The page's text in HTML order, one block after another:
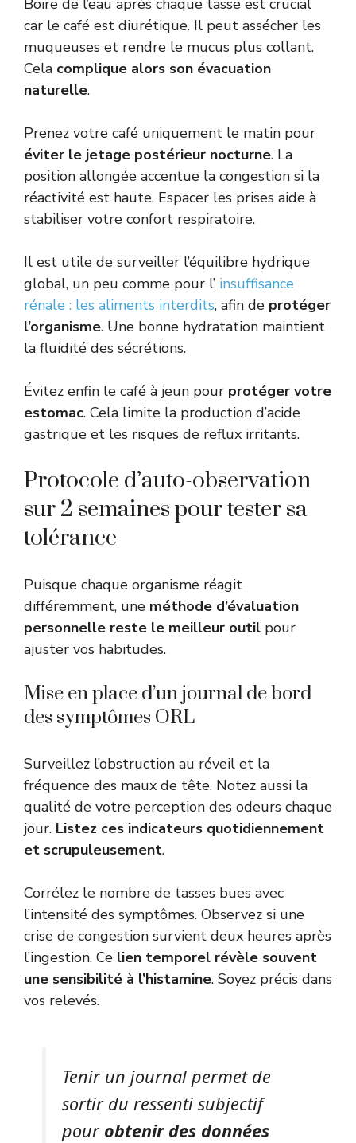
car le café est diurétique. Il peut assécher les
muqueuses et rendre le mucus plus collant.
Cela complique alors son évacuation
naturelle.
Prenez votre café uniquement le matin pour
éviter le jetage postérieur nocturne. La
position allongée accentue la congestion si la
réactivité est haute. Espacer les prises aide à
stabiliser votre confort respiratoire.
Il est utile de surveiller l’équilibre hydrique
global, un peu comme pour l’ insuffisance
rénale : les aliments interdits, afin de protéger
l’organisme. Une bonne hydratation maintient
la fluidité des sécrétions.
Évitez enfin le café à jeun pour protéger votre
estomac. Cela limite la production d’acide
gastrique et les risques de reflux irritants.
Protocole d’auto-observation
sur 2 semaines pour tester sa
tolérance
Puisque chaque organisme réagit
différemment, une méthode d’évaluation
personnelle reste le meilleur outil pour
ajuster vos habitudes.
Mise en place d’un journal de bord
des symptômes ORL
Surveillez l’obstruction au réveil et la
fréquence des maux de tête. Notez aussi la
qualité de votre perception des odeurs chaque
jour. Listez ces indicateurs quotidiennement
et scrupuleusement.
Corrélez le nombre de tasses bues avec
l’intensité des symptômes. Observez si une
crise de congestion survient deux heures après
l’ingestion. Ce lien temporel révèle souvent
une sensibilité à l’histamine. Soyez précis dans
vos relevés.
Tenir un journal permet de
sortir du ressenti subjectif
pour obtenir des données